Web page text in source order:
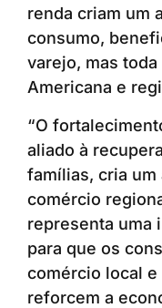
renda criam um
consumo,
varejo, mas
Americana e
“O
aliado à
famílias, cria um
comércio
representa uma
para que os
comércio local
reforcem a